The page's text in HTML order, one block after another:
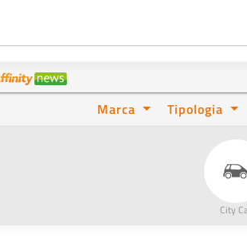
Marca Tipologia
City